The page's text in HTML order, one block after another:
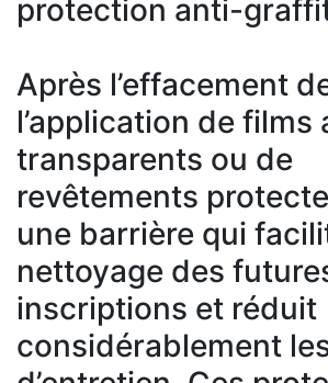
protection anti-
Après l’effacement
l’application de films
transparents ou de
revêtements
une barrière qui
nettoyage des
inscriptions et réduit
considérablement